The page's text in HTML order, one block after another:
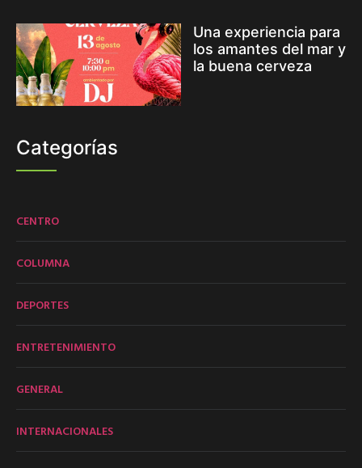
Una experiencia para
los amantes del mar y
la buena cerveza
Categorías
CENTRO
COLUMNA
DEPORTES
ENTRETENIMIENTO
GENERAL
INTERNACIONALES